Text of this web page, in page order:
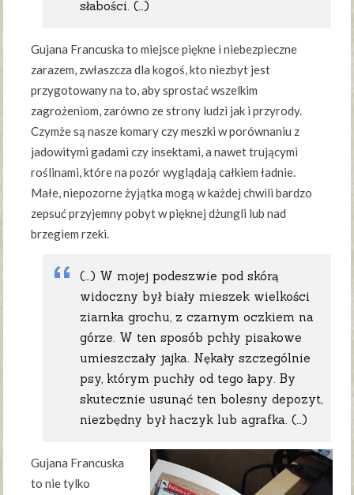
słabości. (…)
Gujana Francuska to miejsce piękne i niebezpieczne
zarazem, zwłaszcza dla kogoś, kto niezbyt jest
przygotowany na to, aby sprostać wszelkim
zagrożeniom, zarówno ze strony ludzi jak i przyrody.
Czymże są nasze komary czy meszki w porównaniu z
jadowitymi gadami czy insektami, a nawet trującymi
roślinami, które na pozór wyglądają całkiem ładnie.
Małe, niepozorne żyjątka mogą w każdej chwili bardzo
zepsuć przyjemny pobyt w pięknej dżungli lub nad
brzegiem rzeki.
(…) W mojej podeszwie pod skórą
widoczny był biały mieszek wielkości
ziarnka grochu, z czarnym oczkiem na
górze. W ten sposób pchły pisakowe
umieszczały jajka. Nękały szczególnie
psy, którym puchły od tego łapy. By
skutecznie usunąć ten bolesny depozyt,
niezbędny był haczyk lub agrafka. (…)
Gujana Francuska
to nie tylko